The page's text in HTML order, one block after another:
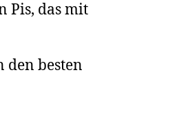
Pis, das mit
den besten